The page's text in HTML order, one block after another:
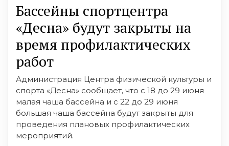
Бассейны спортцентра
«Десна» будут закрыты на
время профилактических
работ
Администрация Центра физической культуры и
спорта «Десна» сообщает, что с 18 до 29 июня
малая чаша бассейна и с 22 до 29 июня
большая чаша бассейна будут закрыты для
проведения плановых профилактических
мероприятий.